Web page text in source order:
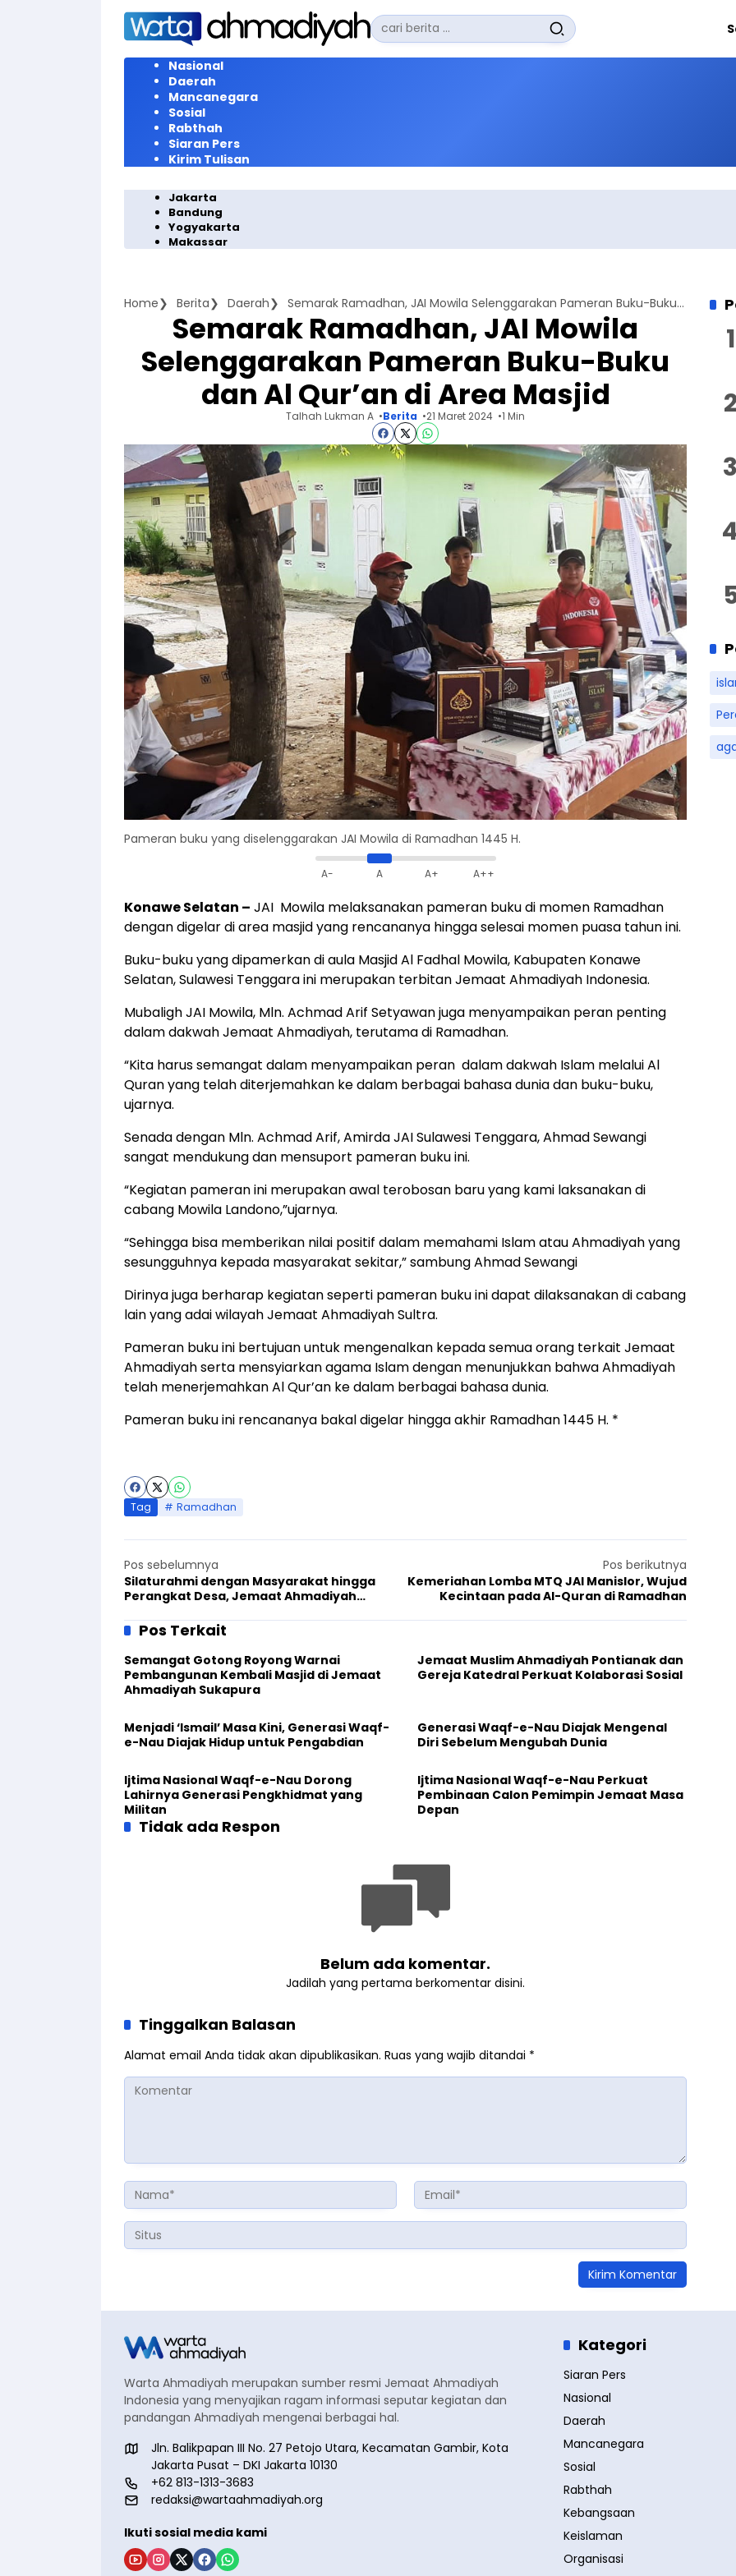
Langsung
konten
Pencarian
untuk:
Nasional
Daerah
Mancanegara
Sosial
Rabthah
Siaran Pers
Kirim Tulisan
Jakarta
Bandung
Yogyakarta
Makassar
Home Berita Daerah Semarak Ramadhan, JAI Mowila Selenggarakan Pameran Buku-Buku dan Al Qur'an di Area Masjid
Semarak Ramadhan, JAI Mowila
Selenggarakan Pameran Buku-Buku
dan Al Qur’an di Area Masjid
Talhah Lukman A Berita 21 Maret 2024 1 Min
Pameran buku yang diselenggarakan JAI Mowila di Ramadhan 1445 H.
A- A A+ A++
Konawe Selatan – JAI Mowila melaksanakan pameran buku di momen Ramadhan
dengan digelar di area masjid yang rencananya hingga selesai momen puasa tahun ini.
Buku-buku yang dipamerkan di aula Masjid Al Fadhal Mowila, Kabupaten Konawe
Selatan, Sulawesi Tenggara ini merupakan terbitan Jemaat Ahmadiyah Indonesia.
Mubaligh JAI Mowila, Mln. Achmad Arif Setyawan juga menyampaikan peran penting
dalam dakwah Jemaat Ahmadiyah, terutama di Ramadhan.
“Kita harus semangat dalam menyampaikan peran dalam dakwah Islam melalui Al
Quran yang telah diterjemahkan ke dalam berbagai bahasa dunia dan buku-buku,
ujarnya.
Senada dengan Mln. Achmad Arif, Amirda JAI Sulawesi Tenggara, Ahmad Sewangi
sangat mendukung dan mensuport pameran buku ini.
“Kegiatan pameran ini merupakan awal terobosan baru yang kami laksanakan di
cabang Mowila Landono,”ujarnya.
“Sehingga bisa memberikan nilai positif dalam memahami Islam atau Ahmadiyah yang
sesungguhnya kepada masyarakat sekitar,” sambung Ahmad Sewangi
Dirinya juga berharap kegiatan seperti pameran buku ini dapat dilaksanakan di cabang
lain yang adai wilayah Jemaat Ahmadiyah Sultra.
Pameran buku ini bertujuan untuk mengenalkan kepada semua orang terkait Jemaat
Ahmadiyah serta mensyiarkan agama Islam dengan menunjukkan bahwa Ahmadiyah
telah menerjemahkan Al Qur’an ke dalam berbagai bahasa dunia.
Pameran buku ini rencananya bakal digelar hingga akhir Ramadhan 1445 H. *
Tag Ramadhan
Pos sebelumnya
Silaturahmi dengan Masyarakat hingga
Perangkat Desa, Jemaat Ahmadiyah
Pos berikutnya
Kemeriahan Lomba MTQ JAI Manislor, Wujud
Kecintaan pada Al-Quran di Ramadhan
Pos Terkait
Semangat Gotong Royong Warnai
Pembangunan Kembali Masjid di Jemaat
Ahmadiyah Sukapura
Jemaat Muslim Ahmadiyah Pontianak dan
Gereja Katedral Perkuat Kolaborasi Sosial
Menjadi ‘Ismail’ Masa Kini, Generasi Waqf-
e-Nau Diajak Hidup untuk Pengabdian
Generasi Waqf-e-Nau Diajak Mengenal
Diri Sebelum Mengubah Dunia
Ijtima Nasional Waqf-e-Nau Dorong
Lahirnya Generasi Pengkhidmat yang
Militan
Ijtima Nasional Waqf-e-Nau Perkuat
Pembinaan Calon Pemimpin Jemaat Masa
Depan
Tidak ada Respon
Belum ada komentar.
Jadilah yang pertama berkomentar disini.
Tinggalkan Balasan
Alamat email Anda tidak akan dipublikasikan. Ruas yang wajib ditandai *
Warta Ahmadiyah merupakan sumber resmi Jemaat Ahmadiyah
Indonesia yang menyajikan ragam informasi seputar kegiatan dan
pandangan Ahmadiyah mengenai berbagai hal.
Jln. Balikpapan III No. 27 Petojo Utara, Kecamatan Gambir, Kota
Jakarta Pusat – DKI Jakarta 10130
+62 813-1313-3683
redaksi@wartaahmadiyah.org
Ikuti sosial media kami
Kategori
Siaran Pers
Nasional
Daerah
Mancanegara
Sosial
Rabthah
Kebangsaan
Keislaman
Organisasi